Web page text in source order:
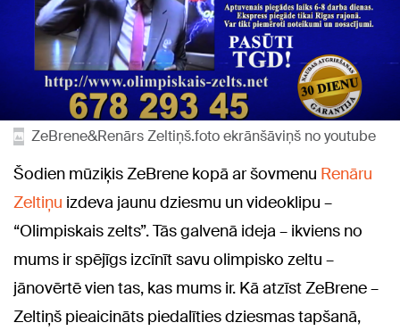
ZeBrene&Renārs Zeltiņš.foto ekrānšāviņš no youtube
Šodien mūziķis ZeBrene kopā ar šovmenu Renāru
Zeltiņu izdeva jaunu dziesmu un videoklipu –
“Olimpiskais zelts”. Tās galvenā ideja – ikviens no
mums ir spējīgs izcīnīt savu olimpisko zeltu –
jānovērtē vien tas, kas mums ir. Kā atzīst ZeBrene –
Zeltiņš pieaicināts piedalīties dziesmas tapšanā,